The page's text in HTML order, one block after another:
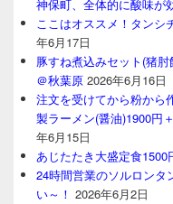
神保町、全体的に酸味が
ここはオススメ！タンシ
年6月17日
豚すね煮込みセット(猪
＠秋葉原 2026年6月16日
注文を受けてから粉から
製ラーメン(醤油)1900円
年6月15日
あじたたき大盛定食
24時間営業のソルロンタ
い～！ 2026年6月2日